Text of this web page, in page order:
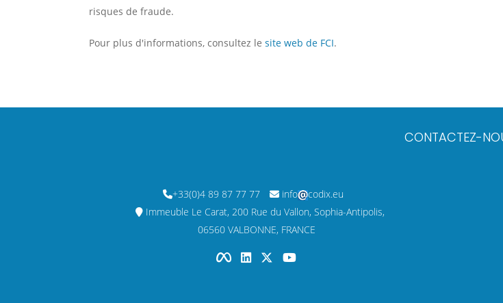
risques de fraude.
Pour plus d'informations, consultez le site web de FCI.
CONTACTEZ-
+33(0)4 89 87 77 77 info
codix.eu
Immeuble Le Carat, 200 Rue du Vallon, Sophia-Antipolis,
06560 VALBONNE, FRANCE